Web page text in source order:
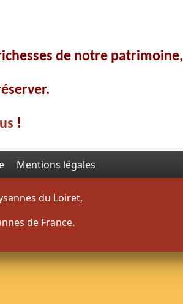
de notre patrimoine,
!
Mentions légales
du Loiret,
de France.